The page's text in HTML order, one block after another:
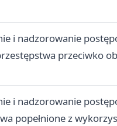
i nadzorowanie
przeciwko
finansowo-gospodarcze
i nadzorowanie
popełnione z